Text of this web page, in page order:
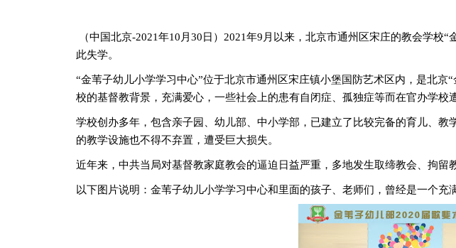
（中国北京-2021年10 月 30 日） 2021年9 月以来，北京市通州区宋庄的教会学校
此失学。
“金苇子幼儿小学学习中心”位于北京市通州区宋庄镇小堡国防艺术区内，是北
校的基督教背景，充满爱心，一些社会上的患有自闭症、孤独症等而在官办学校
学校创办多年，包含亲子园、幼儿部、中小学部，已建立了比较完备的育儿、
的教学设施也不得不弃置，遭受巨大损失。
近年来，中共当局对基督教家庭教会的逼迫日益严重，多地发生取缔教会、拘留
以下图片说明：金苇子幼儿小学学习中心和里面的孩子、老师们，曾经是一个